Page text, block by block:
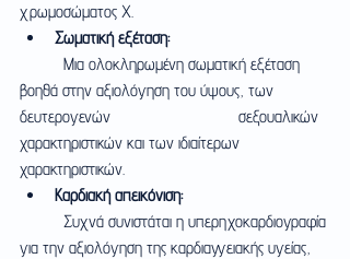
χρωμοσώματος Χ.
Σωματική εξέταση:
βοηθά στην αξιολόγηση του ύψους, των
δευτερογενών 			σεξουαλικών
χαρακτηριστικών και των ιδιαίτερων
χαρακτηριστικών.
Καρδιακή απεικόνιση:
για την αξιολόγηση της καρδιαγγειακής υγείας,